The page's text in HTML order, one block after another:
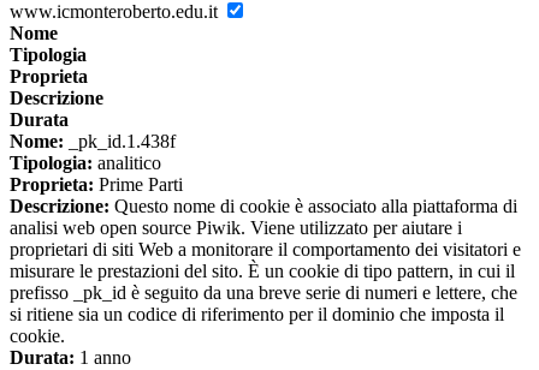
www.icmonteroberto.edu.it
Nome
Tipologia
Proprieta
Descrizione
Durata
Nome: _pk_id.1.438f
Tipologia: analitico
Proprieta: Prime Parti
Descrizione: Questo nome di cookie è associato alla piattaforma di
analisi web open source Piwik. Viene utilizzato per aiutare i
proprietari di siti Web a monitorare il comportamento dei visitatori e
misurare le prestazioni del sito. È un cookie di tipo pattern, in cui il
prefisso _pk_id è seguito da una breve serie di numeri e lettere, che
si ritiene sia un codice di riferimento per il dominio che imposta il
cookie.
Durata: 1 anno